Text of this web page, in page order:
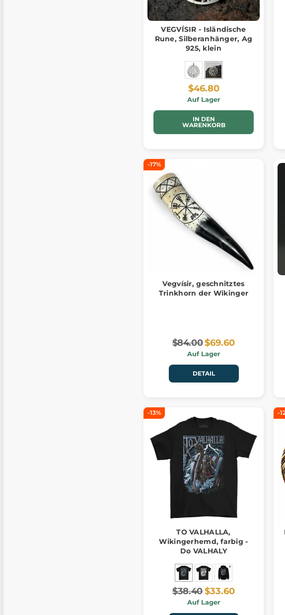
VEGVÍSIR - Isländische
Rune, Silberanhänger, Ag
925, klein
$46.80
Auf Lager
IN DEN
WARENKORB
-17%
Vegvísir, geschnitztes
Trinkhorn der Wikinger
$84.00$69.60
Auf Lager
DETAIL
-13%
TO VALHALLA,
Wikingerhemd, farbig -
Do VALHALY
$38.40$33.60
Auf Lager
-